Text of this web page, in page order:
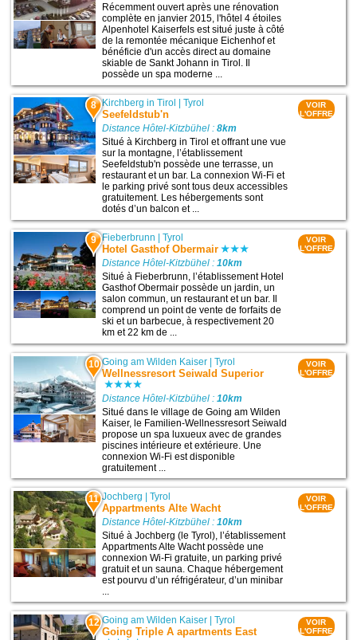
Récemment ouvert après une rénovation
complète en janvier 2015, l'hôtel 4 étoiles
Alpenhotel Kaiserfels est situé juste à côté
de la remontée mécanique Eichenhof et
bénéficie d'un accès direct au domaine
skiable de Sankt Johann in Tirol. Il
possède un spa moderne ...
8 Kirchberg in Tirol |Tyrol
Seefeldstub'n
Distance Hôtel-Kitzbühel :8km
Situé à Kirchberg in Tirol et offrant une vue
sur la montagne, l’établissement
Seefeldstub'n possède une terrasse, un
restaurant et un bar. La connexion Wi-Fi et
le parking privé sont tous deux accessibles
gratuitement. Les hébergements sont
dotés d’un balcon et ...
VOIR
L'OFFRE
9 Fieberbrunn |Tyrol
Hotel Gasthof Obermair
Distance Hôtel-Kitzbühel :10km
Situé à Fieberbrunn, l’établissement Hotel
Gasthof Obermair possède un jardin, un
salon commun, un restaurant et un bar. Il
comprend un point de vente de forfaits de
ski et un barbecue, à respectivement 20
km et 22 km de ...
VOIR
L'OFFRE
10 Going am Wilden Kaiser |Tyrol
Wellnessresort Seiwald Superior
Distance Hôtel-Kitzbühel :10km
Situé dans le village de Going am Wilden
Kaiser, le Familien-Wellnessresort Seiwald
propose un spa luxueux avec de grandes
piscines intérieure et extérieure. Une
connexion Wi-Fi est disponible
gratuitement ...
VOIR
L'OFFRE
11 Jochberg |Tyrol
Appartments Alte Wacht
Distance Hôtel-Kitzbühel :10km
Situé à Jochberg (le Tyrol), l’établissement
Appartments Alte Wacht possède une
connexion Wi-Fi gratuite, un parking privé
gratuit et un sauna. Chaque hébergement
est pourvu d’un réfrigérateur, d’un minibar
VOIR
L'OFFRE
12 Going am Wilden Kaiser |Tyrol
Going Triple A apartments East
VOIR
L'OFFRE